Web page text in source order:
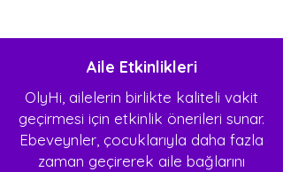
Aile Etkinlikleri
OlyHi, ailelerin birlikte kaliteli vakit
geçirmesi için etkinlik önerileri sunar.
Ebeveynler, çocuklarıyla daha fazla
zaman geçirerek aile bağlarını